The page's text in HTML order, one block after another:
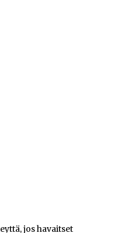
jos havaitset